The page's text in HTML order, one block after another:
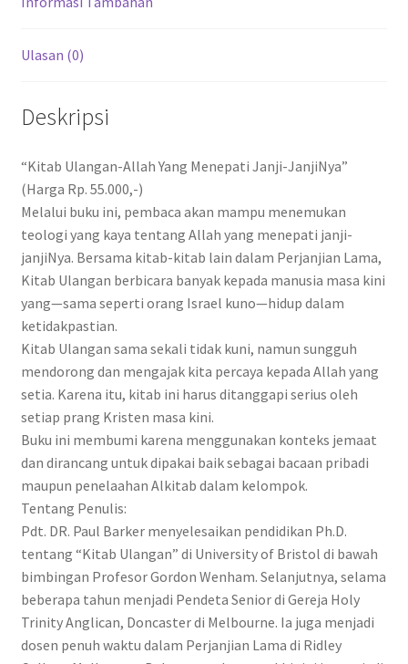
Ulasan (0)
Deskripsi
“Kitab Ulangan-Allah Yang Menepati Janji-JanjiNya”
(Harga Rp. 55.000,-)
Melalui buku ini, pembaca akan mampu menemukan
teologi yang kaya tentang Allah yang menepati janji-
janjiNya. Bersama kitab-kitab lain dalam Perjanjian Lama,
Kitab Ulangan berbicara banyak kepada manusia masa kini
yang—sama seperti orang Israel kuno—hidup dalam
ketidakpastian.
Kitab Ulangan sama sekali tidak kuni, namun sungguh
mendorong dan mengajak kita percaya kepada Allah yang
setia. Karena itu, kitab ini harus ditanggapi serius oleh
setiap prang Kristen masa kini.
Buku ini membumi karena menggunakan konteks jemaat
dan dirancang untuk dipakai baik sebagai bacaan pribadi
maupun penelaahan Alkitab dalam kelompok.
Tentang Penulis:
Pdt. DR. Paul Barker menyelesaikan pendidikan Ph.D.
tentang “Kitab Ulangan” di University of Bristol di bawah
bimbingan Profesor Gordon Wenham. Selanjutnya, selama
beberapa tahun menjadi Pendeta Senior di Gereja Holy
Trinity Anglican, Doncaster di Melbourne. Ia juga menjadi
dosen penuh waktu dalam Perjanjian Lama di Ridley